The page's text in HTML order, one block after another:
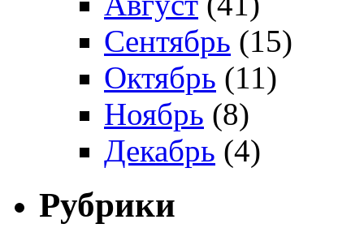
Сентябрь (15)
Октябрь (11)
Ноябрь (8)
Декабрь (4)
Рубрики